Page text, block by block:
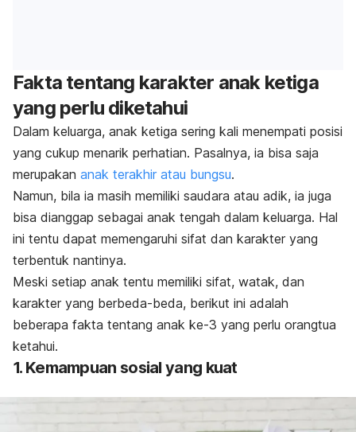
Fakta tentang karakter anak ketiga
yang perlu diketahui
Dalam keluarga, anak ketiga sering kali menempati posisi
yang cukup menarik perhatian. Pasalnya, ia bisa saja
merupakan anak terakhir atau bungsu.
Namun, bila ia masih memiliki saudara atau adik, ia juga
bisa dianggap sebagai anak tengah dalam keluarga. Hal
ini tentu dapat memengaruhi sifat dan karakter yang
terbentuk nantinya.
Meski setiap anak tentu memiliki sifat, watak, dan
karakter yang berbeda-beda, berikut ini adalah
beberapa fakta tentang anak ke-3 yang perlu orangtua
ketahui.
1. Kemampuan sosial yang kuat